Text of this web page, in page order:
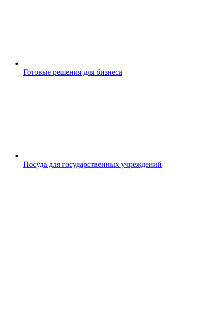
Готовые решения для бизнеса
Посуда для государственных учреждений